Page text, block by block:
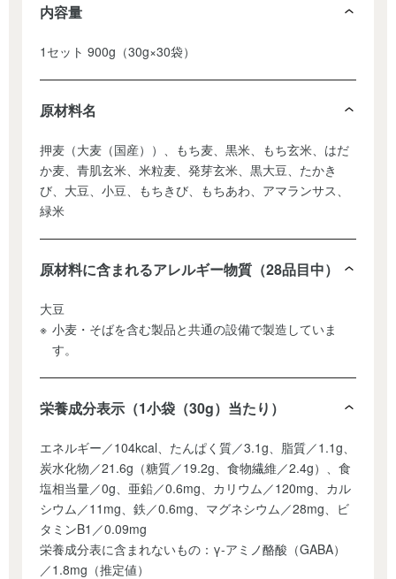
内容量
1セット 900g（30g×30袋）
原材料名
押麦（大麦（国産））、もち麦、黒米、もち玄米、はだ
か麦、青肌玄米、米粒麦、発芽玄米、黒大豆、たかき
び、大豆、小豆、もちきび、もちあわ、アマランサス、
緑米
原材料に含まれるアレルギー物質（28品目中）
大豆
小麦・そばを含む製品と共通の設備で製造していま
す。
栄養成分表示（1小袋（30g）当たり）
エネルギー／104kcal、たんぱく質／3.1g、脂質／1.1g、
炭水化物／21.6g（糖質／19.2g、食物繊維／2.4g）、食
塩相当量／0g、亜鉛／0.6mg、カリウム／120mg、カル
シウム／11mg、鉄／0.6mg、マグネシウム／28mg、ビ
タミンB1／0.09mg
栄養成分表に含まれないもの：γ-アミノ酪酸（GABA）
／1.8mg（推定値）